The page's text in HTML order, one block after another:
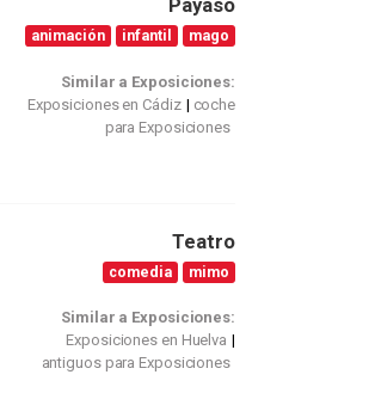
Payaso
animación infantil mago
Similar a Exposiciones:
Exposiciones en Cádiz
coche
para Exposiciones
Teatro
comedia mimo
Similar a Exposiciones:
Exposiciones en Huelva
antiguos para Exposiciones